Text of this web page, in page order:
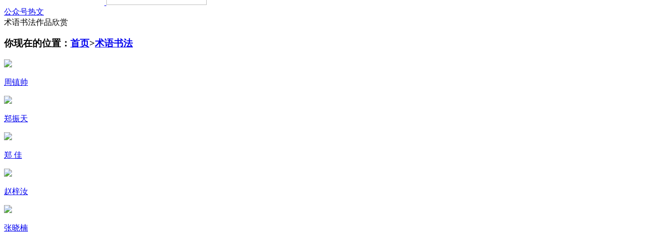
公众号热文
术语书法作品欣赏
你现在的位置： 首页>术语书法
周镇帅
郑振天
郑 佳
赵梓汝
张晓楠